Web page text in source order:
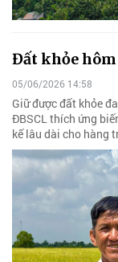
Đất khỏe hôm
05/06/2026 14:58
Giữ được đất khỏe
ĐBSCL thích ứng
kế lâu dài cho hàng